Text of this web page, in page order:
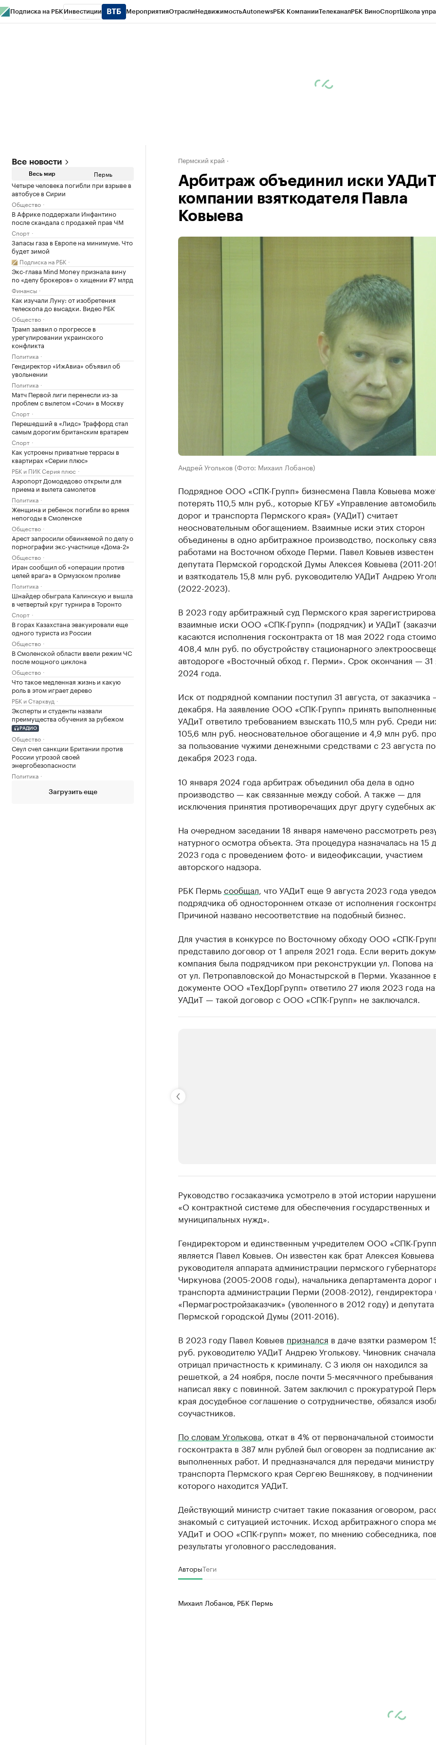
Подписка на РБК Инвестиции МероприятияОтраслиНедвижимостьAutonewsРБК КомпанииТелеканалРБК ВиноСпортШкола
Все новости
Весь мир Пермь
Четыре человека погибли при взрыве в
автобусе в Сирии
Общество
В Африке поддержали Инфантино
после скандала с продажей прав ЧМ
Спорт
Запасы газа в Европе на минимуме. Что
будет зимой
Подписка на РБК
Экс-глава Mind Money признала вину
по «делу брокеров» о хищении ₽7 млрд
Финансы
Как изучали Луну: от изобретения
телескопа до высадки. Видео РБК
Общество
Трамп заявил о прогрессе в
урегулировании украинского
конфликта
Политика
Гендиректор «ИжАвиа» объявил об
увольнении
Политика
Матч Первой лиги перенесли из-за
проблем с вылетом «Сочи» в Москву
Спорт
Перешедший в «Лидс» Траффорд стал
самым дорогим британским вратарем
Спорт
Как устроены приватные террасы в
квартирах «Серии плюс»
РБК и ПИК Серия плюс
Аэропорт Домодедово открыли для
приема и вылета самолетов
Политика
Женщина и ребенок погибли во время
непогоды в Смоленске
Общество
Арест запросили обвиняемой по делу о
порнографии экс-участнице «Дома-2»
Общество
Иран сообщил об «операции против
целей врага» в Ормузском проливе
Политика
Шнайдер обыграла Калинскую и вышла
в четвертый круг турнира в Торонто
Спорт
В горах Казахстана эвакуировали еще
одного туриста из России
Общество
В Смоленской области ввели режим ЧС
после мощного циклона
Общество
Что такое медленная жизнь и какую
роль в этом играет дерево
РБК и Старквуд
Эксперты и студенты назвали
преимущества обучения за рубежом
РАДИО
Общество
Сеул счел санкции Британии против
России угрозой своей
энергобезопасности
Политика
Загрузить еще
Пермский край
Арбитраж объединил иски
компании взяткодателя Павла
Ковыева
Андрей Угольков (Фото: Михаил Лобанов)
Подрядное ООО «СПК-Групп» бизнесмена Павла Ковыева
потерять 110,5 млн руб., которые КГБУ «Управление
дорог и транспорта Пермского края» (УАДиТ) считает
неосновательным обогащением. Взаимные иски этих сторон
объединены в одно арбитражное производство, поскольку
работами на Восточном обходе Перми. Павел Ковыев известен
депутата Пермской городской Думы Алексея Ковыева (2011-
и взяткодатель 15,8 млн руб. руководителю УАДиТ Андрею
(2022-2023).
В 2023 году арбитражный суд Пермского края
взаимные иски ООО «СПК-Групп» (подрядчик) и УАДиТ
касаются исполнения госконтракта от 18 мая 2022 года
408,4 млн руб. по обустройству стационарного
автодороге «Восточный обход г. Перми». Срок окончания — 31
2024 года.
Иск от подрядной компании поступил 31 августа, от заказчика
декабря. На заявление ООО «СПК-Групп» принять
УАДиТ ответило требованием взыскать 110,5 млн руб. Среди
105,6 млн руб. неосновательное обогащение и 4,9 млн руб.
за пользование чужими денежными средствами с 23 августа
декабря 2023 года.
10 января 2024 года арбитраж объединил оба дела в одно
производство — как связанные между собой. А также — для
исключения принятия противоречащих друг другу судебных
На очередном заседании 18 января намечено рассмотреть
натурного осмотра объекта. Эта процедура назначалась на 15
2023 года с проведением фото- и видеофиксации, участием
авторского надзора.
РБК Пермьсообщал , что УАДиТ еще 9 августа 2023 года
подрядчика об одностороннем отказе от исполнения
Причиной названо несоответствие на подобный бизнес.
Для участия в конкурсе по Восточному обходу ООО «СПК-
представило договор от 1 апреля 2021 года. Если верить
компания была подрядчиком при реконструкции ул. Попова на
от ул. Петропавловской до Монастырской в Перми. Указанное
документе ООО «ТехДорГрупп» ответило 27 июля 2023 года
УАДиТ — такой договор с ООО «СПК-Групп» не заключался.
Крупные организации в нефтегазовой
Найдите и проверьте данные в каталоге
Руководство госзаказчика усмотрело в этой истории
«О контрактной системе для обеспечения государственных и
муниципальных нужд».
Гендиректором и единственным учредителем ООО «СПК-
является Павел Ковыев. Он известен как брат Алексея
руководителя аппарата администрации пермского
Чиркунова (2005-2008 годы), начальника департамента дорог
транспорта администрации Перми (2008-2012),
«Пермагростройзаказчик» (уволенного в 2012 году) и депутата
Пермской городской Думы (2011-2016).
В 2023 году Павел Ковыев признался в даче взятки размером
руб. руководителю УАДиТ Андрею Уголькову. Чиновник сначала
отрицал причастность к криминалу. С 3 июля он находился за
решеткой, а 24 ноября, после почти 5-месяччного
написал явку с повинной. Затем заключил с прокуратурой
края досудебное соглашение о сотрудничестве, обязался
соучастников.
По словам Уголькова , откат в 4% от первоначальной стоимости
госконтракта в 387 млн рублей был оговорен за подписание
выполненных работ. И предназначался для передачи министру
транспорта Пермского края Сергею Вешнякову, в подчинении
которого находится УАДиТ.
Действующий министр считает такие показания оговором,
знакомый с ситуацией источник. Исход арбитражного спора
УАДиТ и ООО «СПК-групп» может, по мнению собеседника,
результаты уголовного расследования.
АвторыТеги
Михаил Лобанов, РБК Пермь